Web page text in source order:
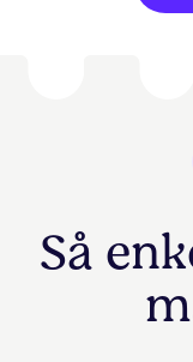
Så